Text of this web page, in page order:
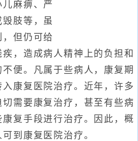
麻痹、严
肢等，虽
但仍可给
，造成病人精神上的负担和
便。凡属于些病人，康复期
康复医院治疗。近年，许多
需要康复治疗，甚至有些病
复手段进行治疗。因此，概
到康复医院治疗。